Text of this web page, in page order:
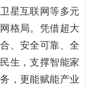
星互联网等多元
格局。凭借超大
、安全可靠、全
生，支撑智能家
，更能赋能产业